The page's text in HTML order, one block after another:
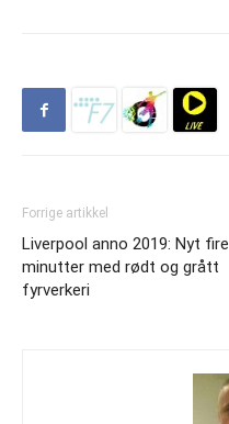
Forrige artikkel
Liverpool anno 2019: Nyt fire
minutter med rødt og grått
fyrverkeri